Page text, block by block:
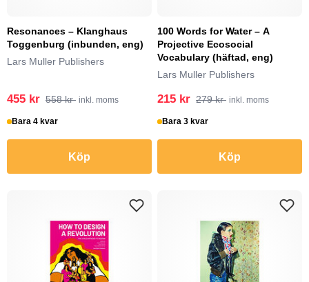
Resonances – Klanghaus
Toggenburg (inbunden, eng)
Lars Muller Publishers
455 kr 558 kr inkl. moms
Bara 4 kvar
Köp
100 Words for Water – A
Projective Ecosocial
Vocabulary (häftad, eng)
Lars Muller Publishers
215 kr 279 kr inkl. moms
Bara 3 kvar
Köp